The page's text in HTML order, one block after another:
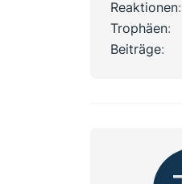
Reaktionen
Trophäen
Beiträge